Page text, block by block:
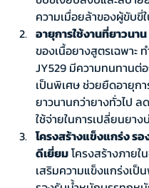
ความเมื่อยล้าของผู้ขับขี่ใ
อายุการใช้งานที่ยาวนาน
ของเนื้อยางสูตรเฉพาะ
JY529 มีความทนทานต่
เป็นพิเศษ ช่วยยืดอายุกา
ยาวนานกว่ายางทั่วไป ล
ใช้จ่ายในการเปลี่ยนยา
โครงสร้างแข็งแกร่ง ร
ดีเยี่ยม โครงสร้างภายใ
เสริมความแข็งแกร่งเป็